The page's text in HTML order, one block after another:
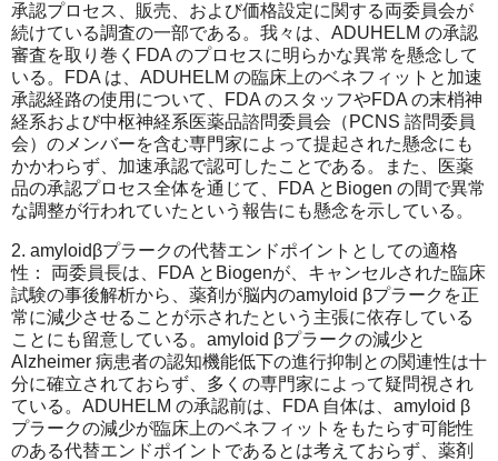
承認プロセス、販売、および価格設定に関する両委員会が
続けている調査の一部である。我々は、ADUHELM の承認
審査を取り巻くFDA のプロセスに明らかな異常を懸念して
いる。FDA は、ADUHELM の臨床上のベネフィットと加速
承認経路の使用について、FDA のスタッフやFDA の末梢神
経系および中枢神経系医薬品諮問委員会（PCNS 諮問委員
会）のメンバーを含む専門家によって提起された懸念にも
かかわらず、加速承認で認可したことである。また、医薬
品の承認プロセス全体を通じて、FDA とBiogen の間で異常
な調整が行われていたという報告にも懸念を示している。
2. amyloidβプラークの代替エンドポイントとしての適格
性： 両委員長は、FDA とBiogenが、キャンセルされた臨床
試験の事後解析から、薬剤が脳内のamyloid βプラークを正
常に減少させることが示されたという主張に依存している
ことにも留意している。amyloid βプラークの減少と
Alzheimer 病患者の認知機能低下の進行抑制との関連性は十
分に確立されておらず、多くの専門家によって疑問視され
ている。ADUHELM の承認前は、FDA 自体は、amyloid β
プラークの減少が臨床上のベネフィットをもたらす可能性
のある代替エンドポイントであるとは考えておらず、薬剤